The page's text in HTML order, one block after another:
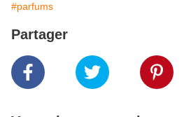
#parfums
Partager